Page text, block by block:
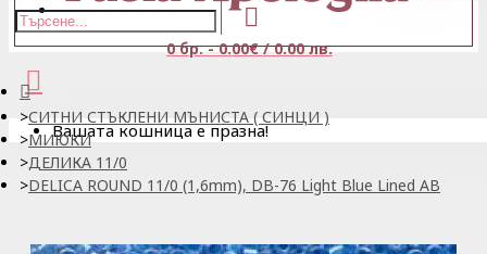
0 бр. - 0.00€ / 0.00 лв.
Вашата кошница е празна!
СИТНИ СТЪКЛЕНИ МЪНИСТА ( СИНЦИ )
МИЮКИ
ДЕЛИКА 11/0
DELICA ROUND 11/0 (1,6mm), DB-76 Light Blue Lined AB